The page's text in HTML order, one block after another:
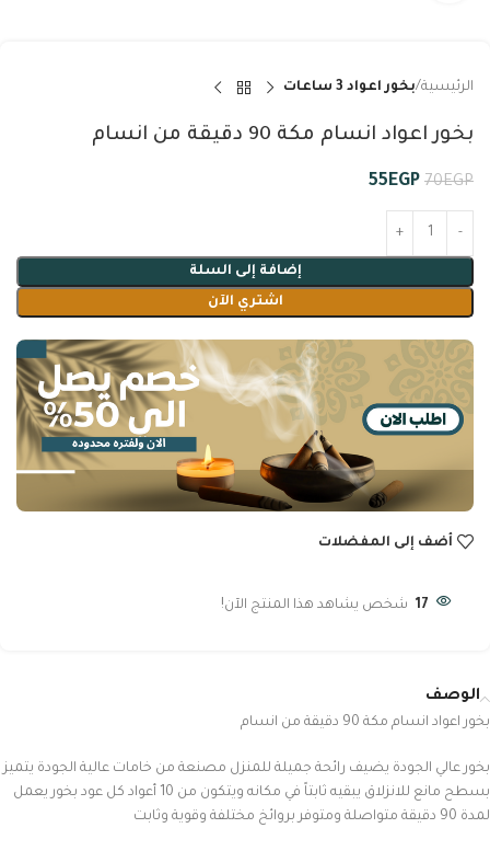
الرئيسية بخور اعواد 3 ساعات
بخور اعواد انسام مكة 90 دقيقة من انسام
70EGP
55EGP
إضافة إلى السلة
اشتري الآن
أضف إلى المفضلات
17 شخص يشاهد هذا المنتج الآن!
الوصف
بخور اعواد انسام مكة 90 دقيقة من انسام
بخور عالي الجودة يضيف رائحة جميلة للمنزل مصنعة من خامات عالية الجودة يتميز
بسطح مانع للانزلاق يبقيه ثابتاً في مكانه ويتكون من 10 أعواد كل عود بخور يعمل
لمدة 90 دقيقة متواصلة ومتوفر بروائخ مختلفة وقوية وثابت